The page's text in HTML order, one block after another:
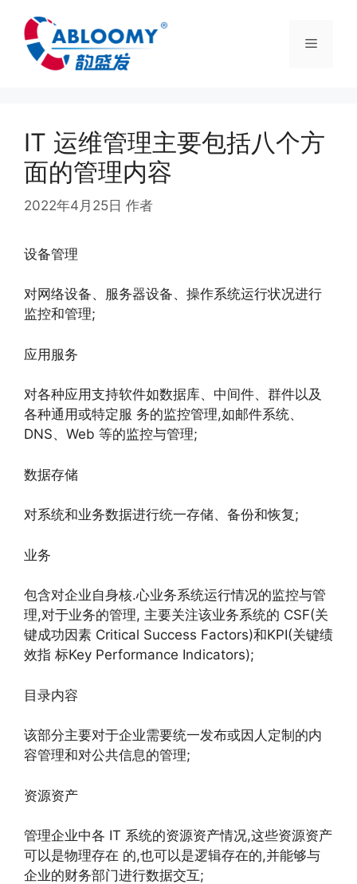
IT 运维管理主要包括八个方
面的管理内容
2022年4月25日 作者
设备管理
对网络设备、服务器设备、操作系统运行状况进行
监控和管理;
应用服务
对各种应用支持软件如数据库、中间件、群件以及
各种通用或特定服 务的监控管理,如邮件系统、
DNS、Web 等的监控与管理;
数据存储
对系统和业务数据进行统一存储、备份和恢复;
业务
包含对企业自身核.心业务系统运行情况的监控与管
理,对于业务的管理, 主要关注该业务系统的 CSF(关
键成功因素 Critical Success Factors)和KPI(关键绩
效指 标Key Performance Indicators);
目录内容
该部分主要对于企业需要统一发布或因人定制的内
容管理和对公共信息的管理;
资源资产
管理企业中各 IT 系统的资源资产情况,这些资源资产
可以是物理存在 的,也可以是逻辑存在的,并能够与
企业的财务部门进行数据交互;